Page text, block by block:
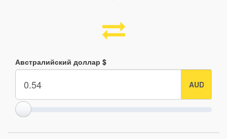
Австралийский доллар $